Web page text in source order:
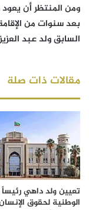
ومن المنتظر أن يعود
بعد سنوات من
السابق ولد عبد العزيز
مقالات ذات صلة
تعيين ولد داهي رئيساً
الوطنية لحقوق